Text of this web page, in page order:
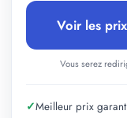
Voir les
Vous serez
✓Meilleur prix